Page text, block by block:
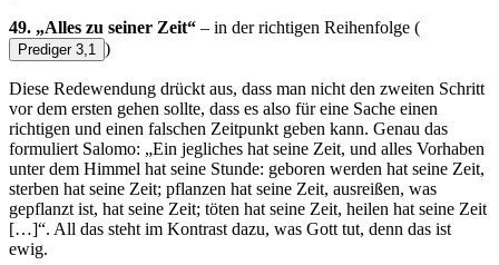
49. „Alles zu seiner Zeit“ – in der richtigen Reihenfolge (
Prediger 3,1 )
Diese Redewendung drückt aus, dass man nicht den zweiten Schritt
vor dem ersten gehen sollte, dass es also für eine Sache einen
richtigen und einen falschen Zeitpunkt geben kann. Genau das
formuliert Salomo: „Ein jegliches hat seine Zeit, und alles Vorhaben
unter dem Himmel hat seine Stunde: geboren werden hat seine Zeit,
sterben hat seine Zeit; pflanzen hat seine Zeit, ausreißen, was
gepflanzt ist, hat seine Zeit; töten hat seine Zeit, heilen hat seine Zeit
[…]“. All das steht im Kontrast dazu, was Gott tut, denn das ist
ewig.